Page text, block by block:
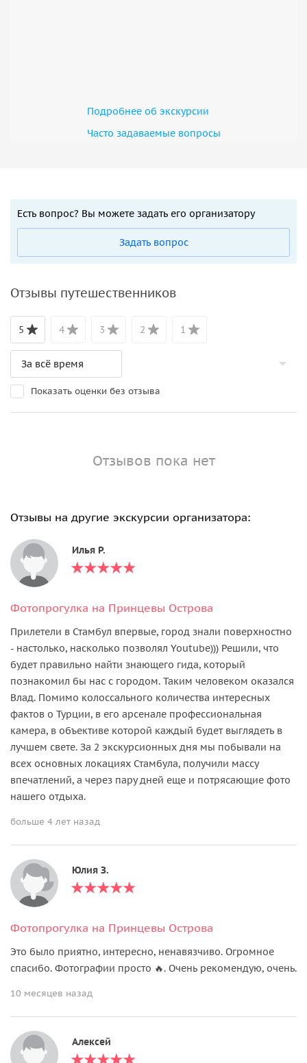
Подробнее об экскурсии
Часто задаваемые вопросы
Есть вопрос? Вы можете задать его организатору
Задать вопрос
Отзывы путешественников
5 4 3 2 1
Показать оценки без отзыва
Отзывов пока нет
Отзывы на другие экскурсии организатора:
Илья Р.
Фотопрогулка на Принцевы Острова
Прилетели в Стамбул впервые, город знали поверхностно
- нaстолько, насколько позволял Youtube))) Решили, что
будет правильно найти знающего гида, который
познакомил бы нас с городом. Таким человеком оказался
Влад. Помимо колоссального количества интересных
фактов о Турции, в его арсенале профессиональная
камера, в объективе которой каждый будет выглядеть в
лучшем свете. За 2 экскурсионных дня мы побывали на
всех основных локациях Стамбула, получили массу
впечатлений, а через пару дней еще и потрясающие фото
нашего отдыха.
больше 4 лет назад
Юлия З.
Фотопрогулка на Принцевы Острова
Это было приятно, интересно, ненавязчиво. Огромное
спасибо. Фотографии просто 🔥. Очень рекомендую, очень.
10 месяцев назад
Алексей